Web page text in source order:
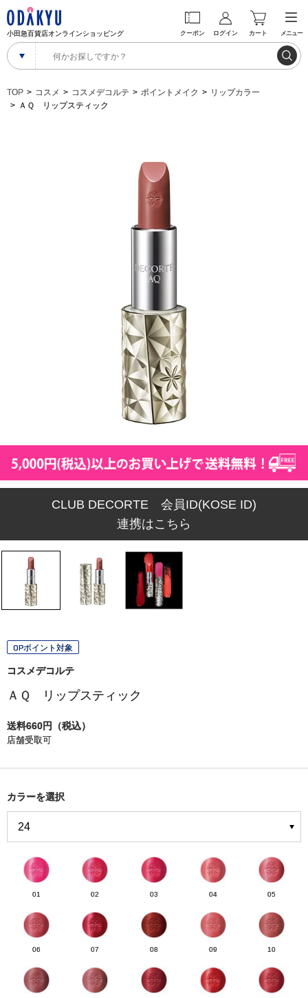
小田急百貨店オンラインショッピング クーポン ログイン カート メニュー
TOP コスメ コスメデコルテ ポイントメイク
リップカラー
ＡＱ リップスティック
CLUB DECORTE 会員ID(KOSE ID)
連携はこちら
OPポイント対象
コスメデコルテ
ＡＱ リップスティック
送料660円（税込）
店舗受取可
カラーを選択
01 02 03 04 05
06 07 08 09 10